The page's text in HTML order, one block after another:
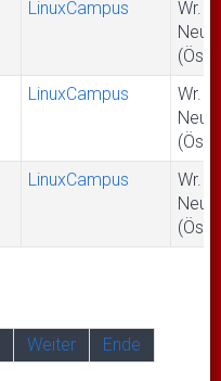
LinuxCampus
Wr.
LinuxCampus
Wr.
LinuxCampus
Wr.
Weiter Ende